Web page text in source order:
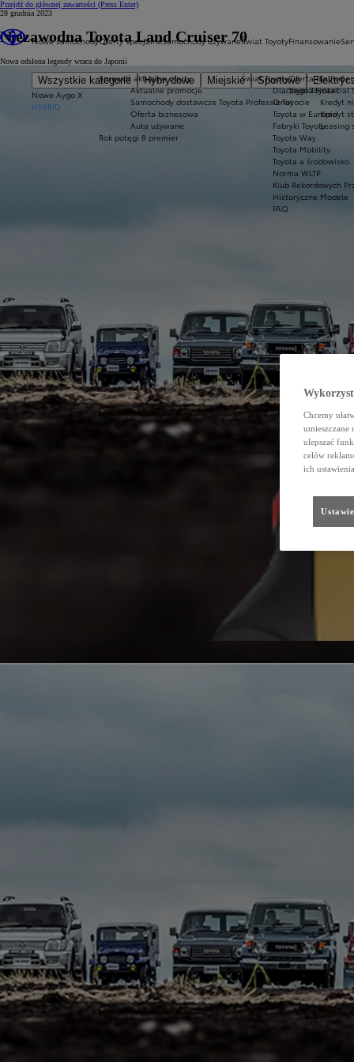
Przejdź do głównej zawartości (Press Enter)
Nowe samochody
Wszystkie kategorie Hybrydowe Miejskie Sportowe
Nowe Aygo X
HYBRID
Oferty specjalne
Sprawdź aktualne oferty
Aktualne promocje
Samochody dostawcze Toyota Professional
Oferta biznesowa
Auta używane
Rok potęgi 8 premier
Samochody używaneŚwiat Toyoty
Świat Toyoty
Dlaczego Toyota?
O Toyocie
Toyota w Europie
Fabryki Toyoty
Toyota Way
Toyota Mobility
Toyota a środowisko
Norma WLTP
Klub Rekordowych
Historyczne Modele
FAQ
Finansowanie
Oferta dla firm
Toyota Financial
Kredyt
Kredyt
Leasing
28 grudnia 2023
Niezawodna Toyota Land Cruiser 70
Nowa odsłona legendy wraca do Japonii
Chcemy
ulepszać
celów
ich